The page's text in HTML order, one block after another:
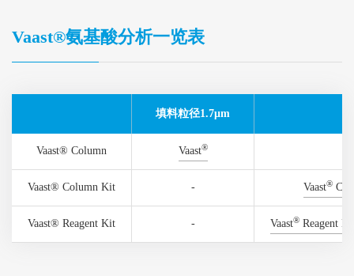
Vaast®氨基酸分析一览表
填料粒径1.7μm
Vaast® Column Vaast®
Vaast® Column Kit - Vaast®
Vaast® Reagent Kit - Vaast® Reagent